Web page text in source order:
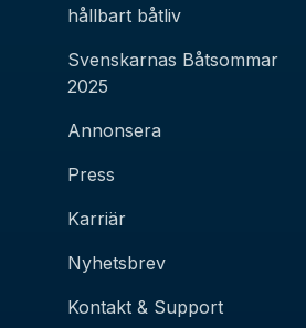
hållbart båtliv
Svenskarnas Båtsommar
2025
Annonsera
Press
Karriär
Nyhetsbrev
Kontakt & Support